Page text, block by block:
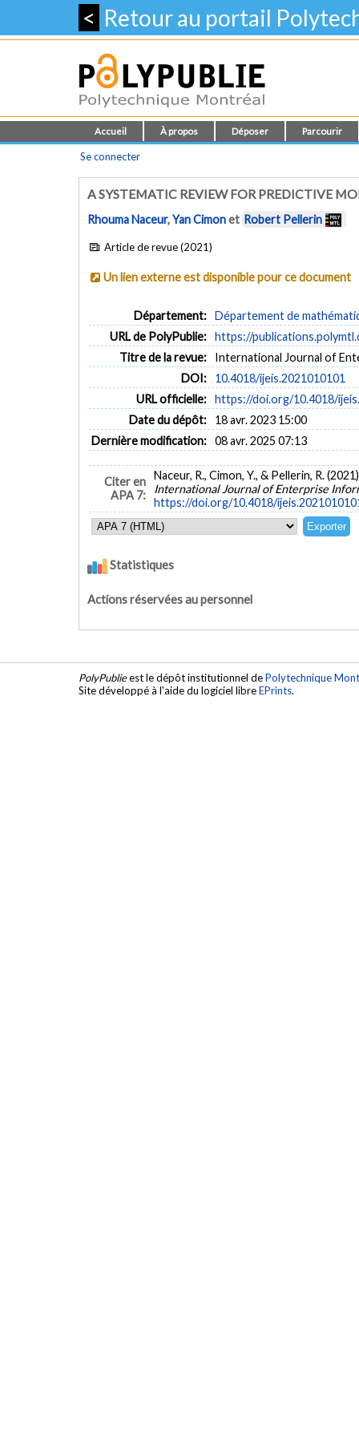
< Retour au portail
Accueil À propos Déposer Parcourir
Se connecter
A SYSTEMATIC REVIEW FOR PREDICTIVE
Rhouma Naceur,Yan Cimonet Robert Pellerin
Article de revue (2021)
Un lien externe est disponible pour ce document
Département: Département de
URL de PolyPublie: https://
Titre de la revue:
International Journal of
DOI:
10.4018/ijeis.2021010101
URL officielle: https://doi.org/10.4018/
Date du dépôt:
18 avr. 2023 15:00
Dernière modification: 08 avr. 2025 07:13
Citer en
APA 7:
Naceur, R., Cimon, Y., & Pellerin, R.
International Journal of Enterprise
https://doi.org/10.4018/
Statistiques
Actions réservées au personnel
PolyPublieest le dépôt institutionnel dePolytechnique
Site développé à l'aide du logiciel libreEPrints.